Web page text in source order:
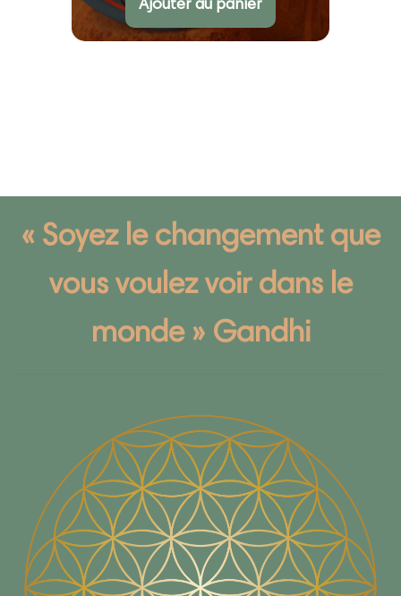
Ajouter au panier
« Soyez le changement que
vous voulez voir dans le
monde » Gandhi